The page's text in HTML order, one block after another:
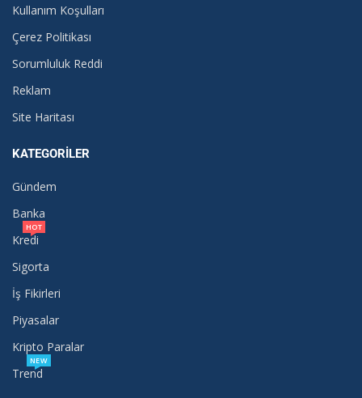
Kullanım Koşulları
Çerez Politikası
Sorumluluk Reddi
Reklam
Site Haritası
KATEGORILER
Gündem
Banka
Kredi
HOT
Sigorta
İş Fikirleri
Piyasalar
Kripto Paralar
Trend
NEW